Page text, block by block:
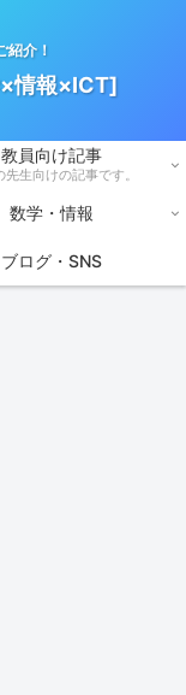
紹介！
情報×ICT]
教員向け記事
先生向けの記事です。
数学・情報
ブログ・SNS